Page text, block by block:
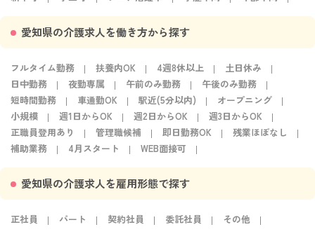
愛知県の介護求人を働き方から探す
フルタイム勤務 扶養内OK 4週8休以上
土日休み
日中勤務
夜勤専属 午前のみ勤務
午後のみ勤務
短時間勤務
車通勤OK 駅近(5分以内)
オープニング
小規模
週1日からOK 週2日からOK
週3日からOK
正職員登用あり
管理職候補 即日勤務OK
残業ほぼなし
補助業務
4月スタート WEB面接可
愛知県の介護求人を雇用形態で探す
正社員 パート 契約社員 委託社員 その他